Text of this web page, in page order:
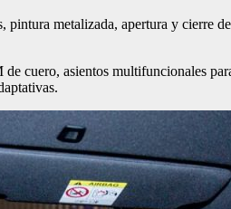
metalizada, apertura y cierre
asientos multifuncionales